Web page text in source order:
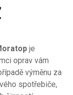
je
oprav vám
výměnu za
spotřebiče,